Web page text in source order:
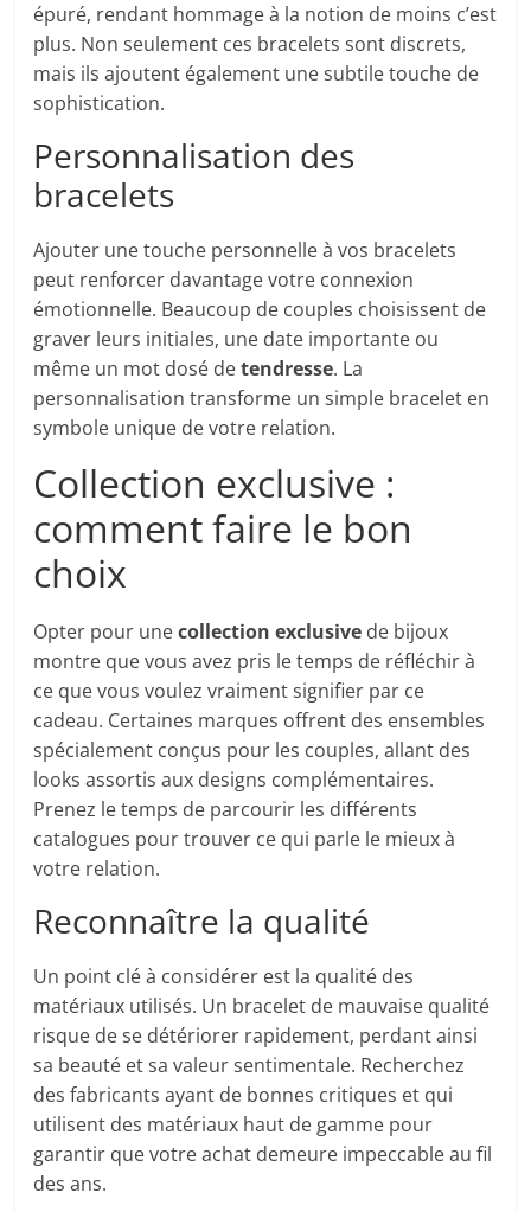
épuré, rendant hommage à la notion de moins c’est
plus. Non seulement ces bracelets sont discrets,
mais ils ajoutent également une subtile touche de
sophistication.
Personnalisation des
bracelets
Ajouter une touche personnelle à vos bracelets
peut renforcer davantage votre connexion
émotionnelle. Beaucoup de couples choisissent de
graver leurs initiales, une date importante ou
même un mot dosé detendresse. La
personnalisation transforme un simple bracelet en
symbole unique de votre relation.
Collection exclusive :
comment faire le bon
choix
Opter pour unecollection exclusive de bijoux
montre que vous avez pris le temps de réfléchir à
ce que vous voulez vraiment signifier par ce
cadeau. Certaines marques offrent des ensembles
spécialement conçus pour les couples, allant des
looks assortis aux designs complémentaires.
Prenez le temps de parcourir les différents
catalogues pour trouver ce qui parle le mieux à
votre relation.
Reconnaître la qualité
Un point clé à considérer est la qualité des
matériaux utilisés. Un bracelet de mauvaise qualité
risque de se détériorer rapidement, perdant ainsi
sa beauté et sa valeur sentimentale. Recherchez
des fabricants ayant de bonnes critiques et qui
utilisent des matériaux haut de gamme pour
garantir que votre achat demeure impeccable au fil
des ans.